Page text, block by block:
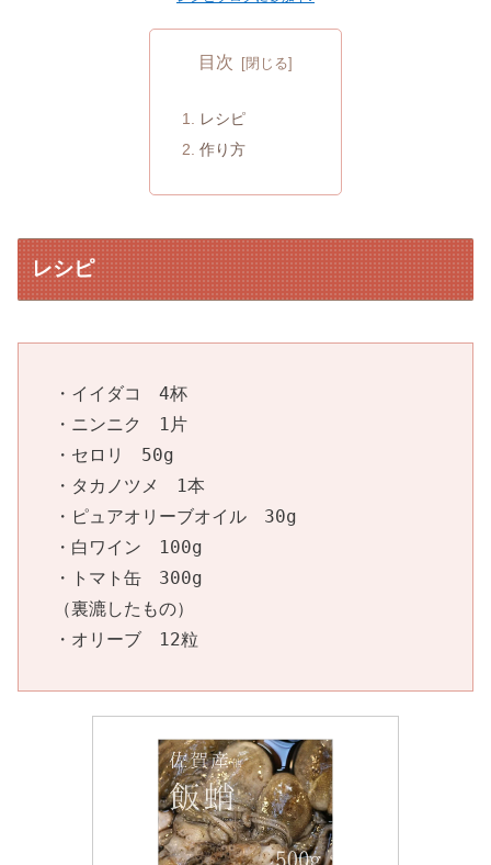
目次
レシピ
作り方
レシピ
・イイダコ　4杯
・ニンニク　1片
・セロリ　50g
・タカノツメ　1本
・ピュアオリーブオイル　30g
・白ワイン　100g
・トマト缶　300g
（裏漉したもの）
・オリーブ　12粒